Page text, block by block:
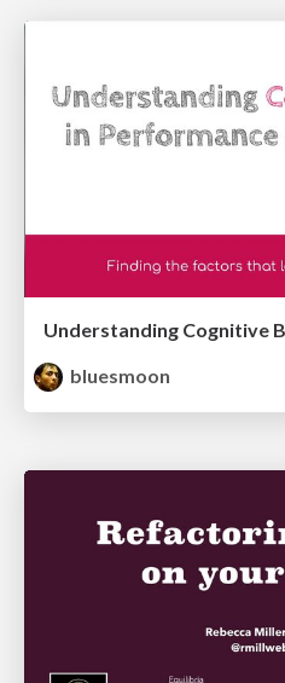
bluesmoon